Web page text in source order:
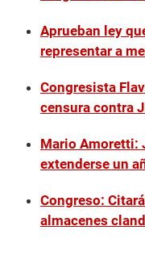
Aprueban ley
representar a
Congresista
censura contra
Mario Amoretti:
extenderse un
Congreso:
almacenes